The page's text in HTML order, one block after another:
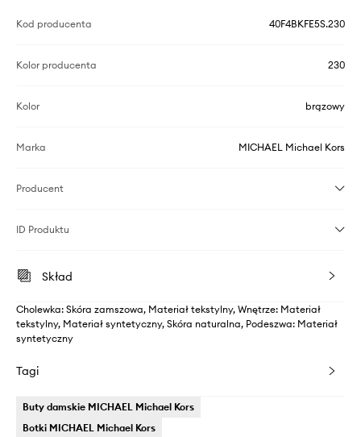
Kod producenta 40F4BKFE5S.230
Kolor producenta 230
Kolor brązowy
Marka MICHAEL Michael Kors
Producent
ID Produktu
Skład
Cholewka: Skóra zamszowa, Materiał tekstylny, Wnętrze: Materiał
tekstylny, Materiał syntetyczny, Skóra naturalna, Podeszwa: Materiał
syntetyczny
Tagi
Buty damskie MICHAEL Michael Kors
Botki MICHAEL Michael Kors